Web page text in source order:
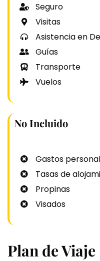
Seguro
Visitas
Asistencia en
Guías
Transporte
Vuelos
No Incluido
Gastos
Tasas de
Propinas
Visados
Plan de Viaje